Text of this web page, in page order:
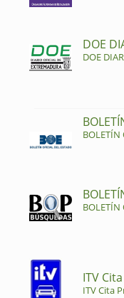
DOE
DOE
BOLETÍN
BOLETÍN
ITV
ITV Cita